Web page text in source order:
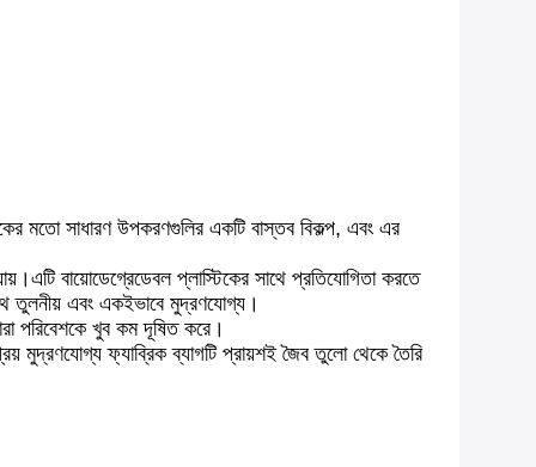
মতো সাধারণ উপকরণগুলির একটি বাস্তব বিকল্প, এবং এর
বায়োডেগ্রেডেবল প্লাস্টিকের সাথে প্রতিযোগিতা করতে
তুলনীয় এবং একইভাবে মুদ্রণযোগ্য।
পরিবেশকে খুব কম দূষিত করে।
মুদ্রণযোগ্য ফ্যাব্রিক ব্যাগটি প্রায়শই জৈব তুলো থেকে তৈরি